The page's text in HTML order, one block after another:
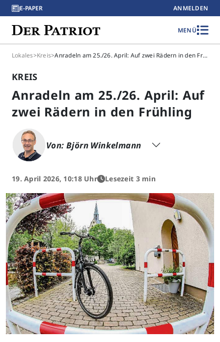
E-PAPER ANMELDEN
MENÜ
Lokales>Kreis> Anradeln am 25./26. April: Auf zwei Rädern in den Frühling
KREIS
Anradeln am 25./26. April: Auf
zwei Rädern in den Frühling
Von: Björn Winkelmann
19. April 2026, 10:18 Uhr Lesezeit 3 min